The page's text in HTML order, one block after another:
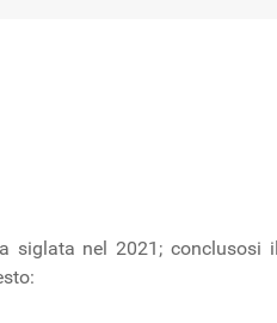
siglata nel 2021; conclusosi